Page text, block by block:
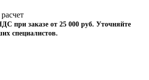
при заказе от 25 000 руб. Уточняйте
специалистов.